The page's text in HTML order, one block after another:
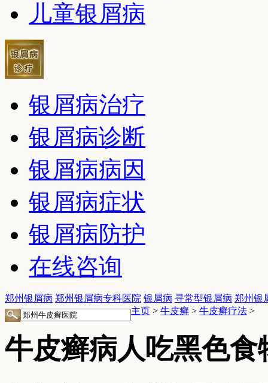
儿童银屑病
银屑病治疗
银屑病诊断
银屑病病因
银屑病症状
银屑病防护
在线咨询
郑州银屑病 郑州银屑病专科医院 银屑病 寻常型银屑病 郑州银
主页 > 牛皮癣 > 牛皮癣疗法 >
牛皮癣病人吃黑色食